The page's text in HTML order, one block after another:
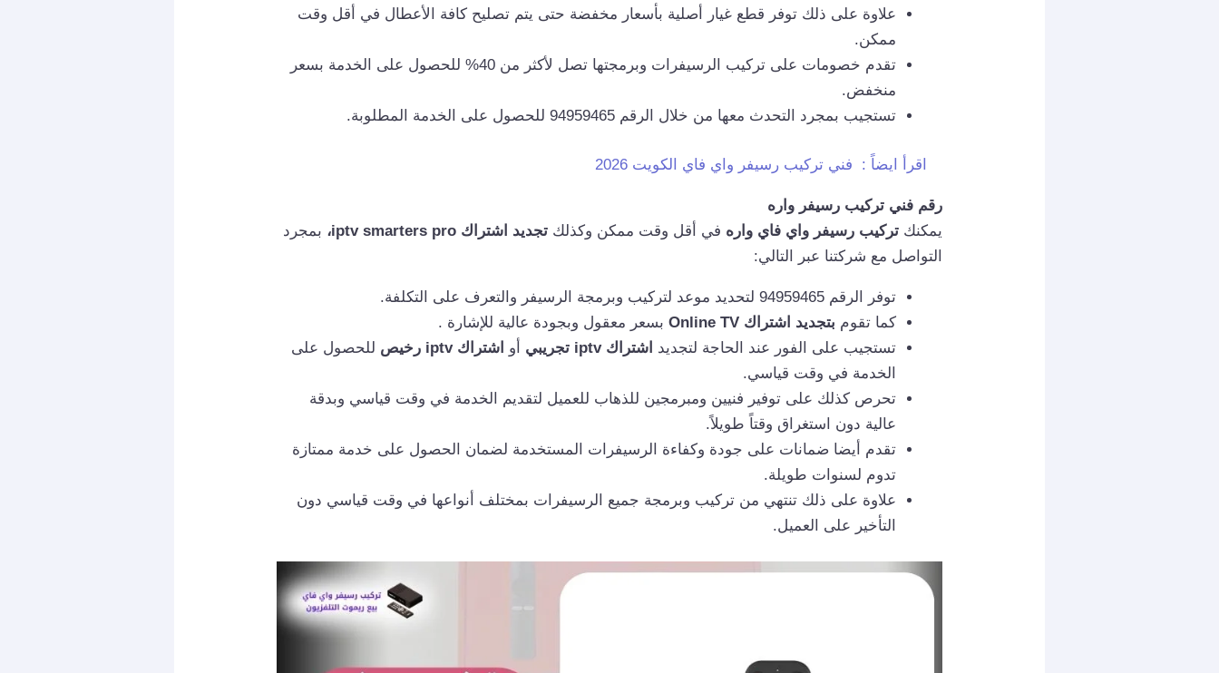
علاوة على ذلك توفر قطع غيار أصلية بأسعار مخفضة حتى يتم تصليح كافة الأعطال في أقل وقت
ممكن.
تقدم خصومات على تركيب الرسيفرات وبرمجتها تصل لأكثر من 40% للحصول على الخدمة بسعر
منخفض.
تستجيب بمجرد التحدث معها من خلال الرقم 94959465 للحصول على الخدمة المطلوبة.
اقرأ ايضاً : فني تركيب رسيفر واي فاي الكويت 2026
رقم فني تركيب رسيفر واره
يمكنكتركيب رسيفر واي فاي واره في أقل وقت ممكن وكذلكتجديد اشتراك iptv smarters pro،
بمجرد
التواصل مع شركتنا عبر التالي:
توفر الرقم 94959465 لتحديد موعد لتركيب وبرمجة الرسيفر والتعرف على التكلفة.
كما تقوم بتجديد اشتراك Online TV
بسعر معقول وبجودة عالية للإشارة .
تستجيب على الفور عند الحاجة لتجديد اشتراك iptv تجريبي أو اشتراك iptv رخيص
للحصول على
الخدمة في وقت قياسي.
تحرص كذلك على توفير فنيين ومبرمجين للذهاب للعميل لتقديم الخدمة في وقت قياسي وبدقة
عالية دون استغراق وقتاً طويلاً.
تقدم أيضا ضمانات على جودة وكفاءة الرسيفرات المستخدمة لضمان الحصول على خدمة ممتازة
تدوم لسنوات طويلة.
علاوة على ذلك تنتهي من تركيب وبرمجة جميع الرسيفرات بمختلف أنواعها في وقت قياسي دون
التأخير على العميل.